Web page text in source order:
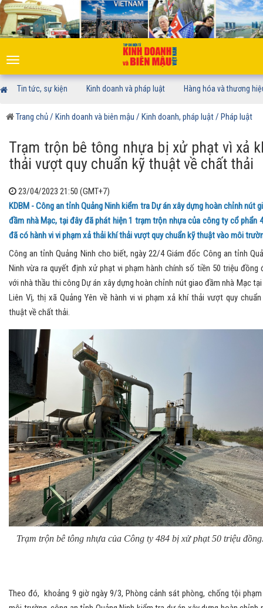
Toggle
navigation
Tin tức, sự kiện Kinh doanh và pháp luật Hàng hóa và thương
Trang chủ/ Kinh doanh và biên mậu / Kinh doanh, pháp luật/ Pháp luật
Trạm trộn bê tông nhựa bị xử phạt vì xả
thải vượt quy chuẩn kỹ thuật về chất thải
23/04/2023 21:50 (GMT+7)
KDBM - Công an tỉnh Quảng Ninh kiểm tra Dự án xây dựng hoàn chỉnh nút
đầm nhà Mạc, tại đây đã phát hiện 1 trạm trộn nhựa của công ty cổ phẩn
đã có hành vi vi phạm xả thải khí thải vượt quy chuẩn kỹ thuật vào môi
Công an tỉnh Quảng Ninh cho biết, ngày 22/4 Giám đốc Công an tỉnh
Ninh vừa ra quyết định xử phạt vi phạm hành chính số tiền 50 triệu đồng
với nhà thầu thi công Dự án xây dựng hoàn chỉnh nút giao đầm nhà Mạc
Liên Vị, thị xã Quảng Yên về hành vi vi phạm xả khí thải vượt quy
thuật về chất thải.
Trạm trộn bê tông nhựa của Công ty 484 bị xử phạt 50 triệu
Theo đó, khoảng 9 giờ ngày 9/3, Phòng cảnh sát phòng, chống tội